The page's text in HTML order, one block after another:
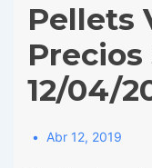
Pellets
12/04/
Abr 12, 2019